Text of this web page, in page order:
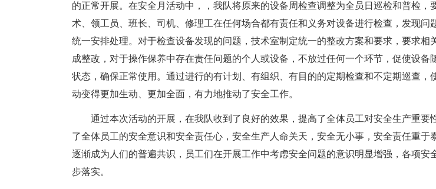
的正常开展。在安全月活动中，，我队将原来的设备周检查调整为全员日巡检和普检，
术、领工员、班长、司机、修理工在任何场合都有责任和义务对设备进行检查，发现问
统一安排处理。对于检查设备发现的问题，技术室制定统一的整改方案和要求，要求相
成整改，对于操作保养中存在责任问题的个人或设备，不放过任何一个环节，促使设备
状态，确保正常使用。通过进行的有计划、有组织、有目的的定期检查和不定期巡查，
动变得更加生动、更加全面，有力地推动了安全工作。
通过本次活动的开展，在我队收到了良好的效果，提高了全体员工对安全生产重要
了全体员工的安全意识和安全责任心，安全生产人命关天，安全无小事，安全责任重于
逐渐成为人们的普遍共识，员工们在开展工作中考虑安全问题的意识明显增强，各项安
步落实。